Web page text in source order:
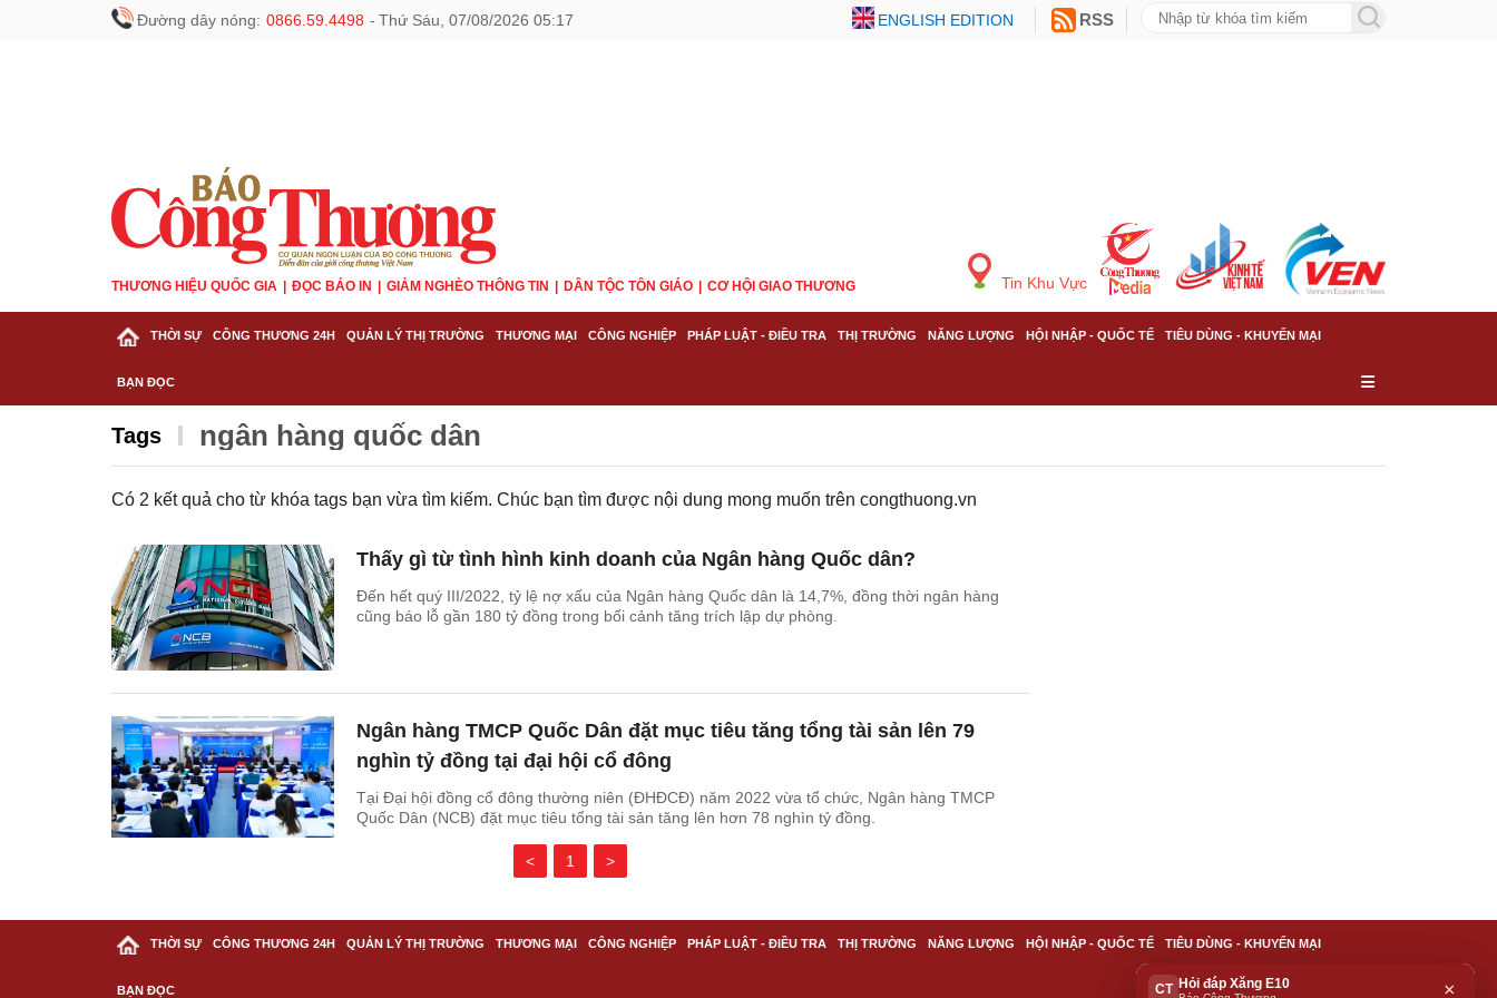
Đường dây nóng: 0866.59.4498 - Thứ Sáu, 07/08/2026 05:17 RSS
ENGLISH EDITION
THƯƠNG HIỆU QUỐC GIA ĐỌC BÁO IN GIẢM NGHÈO THÔNG TIN DÂN TỘC TÔN GIÁO CƠ HỘI GIAO THƯƠNG Tin Khu Vực
THỜI SỰ CÔNG THƯƠNG 24H QUẢN LÝ THỊ TRƯỜNG THƯƠNG MẠI CÔNG NGHIỆP PHÁP LUẬT - ĐIỀU TRA THỊ TRƯỜNG NĂNG LƯỢNG HỘI NHẬP - QUỐC TẾ TIÊU DÙNG - KHUYẾN MẠI
BẠN ĐỌC
Tags ngân hàng quốc dân
Có 2 kết quả cho từ khóa tags bạn vừa tìm kiếm. Chúc bạn tìm được nội dung mong muốn trên congthuong.vn
Thấy gì từ tình hình kinh doanh của Ngân hàng Quốc dân?
Đến hết quý III/2022, tỷ lệ nợ xấu của Ngân hàng Quốc dân là 14,7%, đồng thời ngân hàng
cũng báo lỗ gần 180 tỷ đồng trong bối cảnh tăng trích lập dự phòng.
Ngân hàng TMCP Quốc Dân đặt mục tiêu tăng tổng tài sản lên 79
nghìn tỷ đồng tại đại hội cổ đông
Tại Đại hội đồng cổ đông thường niên (ĐHĐCĐ) năm 2022 vừa tổ chức, Ngân hàng TMCP
Quốc Dân (NCB) đặt mục tiêu tổng tài sản tăng lên hơn 78 nghìn tỷ đồng.
< 1 >
THỜI SỰ CÔNG THƯƠNG 24H QUẢN LÝ THỊ TRƯỜNG THƯƠNG MẠI CÔNG NGHIỆP PHÁP LUẬT - ĐIỀU TRA THỊ TRƯỜNG NĂNG LƯỢNG HỘI NHẬP - QUỐC TẾ TIÊU DÙNG - KHUYẾN MẠI
BẠN ĐỌC CT Hỏi đáp Xăng E10 ×